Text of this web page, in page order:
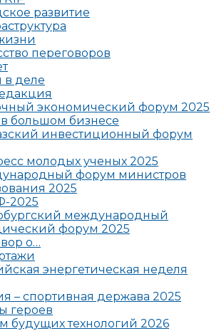
развитие
переговоров
деле
экономический форум 2025
большом бизнесе
инвестиционный форум
молодых ученых 2025
форум министров
2025
2025
международный
форум 2025
о…
энергетическая неделя
– спортивная держава 2025
героев
будущих технологий 2026